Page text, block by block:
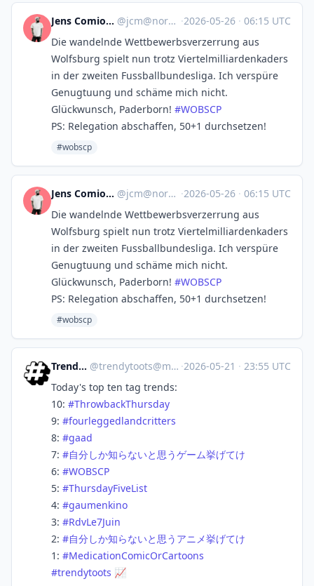
Jens Comiotto-Mayer @jcm@norden.social ·2026-05-26 · 06:15 UTC
Die wandelnde Wettbewerbsverzerrung aus
Wolfsburg spielt nun trotz Viertelmilliardenkaders
in der zweiten Fussballbundesliga. Ich verspüre
Genugtuung und schäme mich nicht.
Glückwunsch, Paderborn! #WOBSCP
PS: Relegation abschaffen, 50+1 durchsetzen!
#wobscp
Jens Comiotto-Mayer @jcm@norden.social ·2026-05-26 · 06:15 UTC
Die wandelnde Wettbewerbsverzerrung aus
Wolfsburg spielt nun trotz Viertelmilliardenkaders
in der zweiten Fussballbundesliga. Ich verspüre
Genugtuung und schäme mich nicht.
Glückwunsch, Paderborn! #WOBSCP
PS: Relegation abschaffen, 50+1 durchsetzen!
#wobscp
Trendy Toots @trendytoots@mastodon.social ·2026-05-21 · 23:55 UTC
Today's top ten tag trends:
10: #ThrowbackThursday
9: #fourleggedlandcritters
8: #gaad
7: #自分しか知らないと思うゲーム挙げてけ
6: #WOBSCP
5: #ThursdayFiveList
4: #gaumenkino
3: #RdvLe7Juin
2: #自分しか知らないと思うアニメ挙げてけ
1: #MedicationComicOrCartoons
#trendytoots 📈